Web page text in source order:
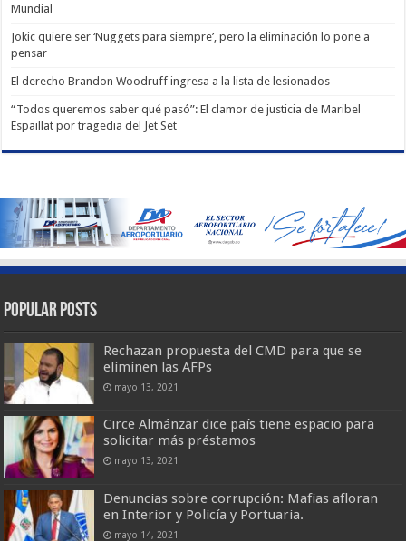
Mundial
Jokic quiere ser ‘Nuggets para siempre’, pero la eliminación lo pone a
pensar
El derecho Brandon Woodruff ingresa a la lista de lesionados
“Todos queremos saber qué pasó”: El clamor de justicia de Maribel
Espaillat por tragedia del Jet Set
Popular Posts
Rechazan propuesta del CMD para que se
eliminen las AFPs
mayo 13, 2021
Circe Almánzar dice país tiene espacio para
solicitar más préstamos
mayo 13, 2021
Denuncias sobre corrupción: Mafias afloran
en Interior y Policía y Portuaria.
mayo 14, 2021